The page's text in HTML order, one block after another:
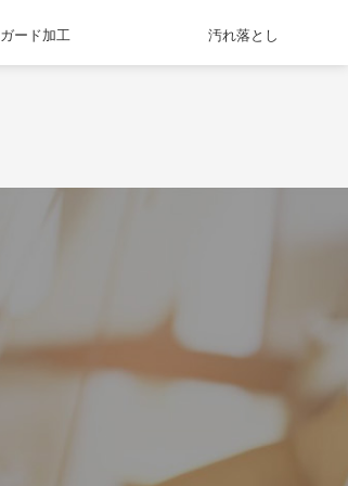
ガード加工 汚れ落とし